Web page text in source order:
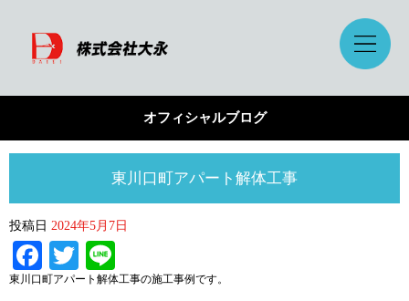
オフィシャルブログ
東川口町アパート解体工事
投稿日 2024年5月7日
Facebook
Twitter
東川口町アパート解体工事の施工事例です。